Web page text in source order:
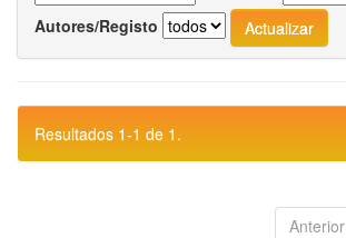
Autores/Registo
Resultados 1-1 de 1.
Anterior